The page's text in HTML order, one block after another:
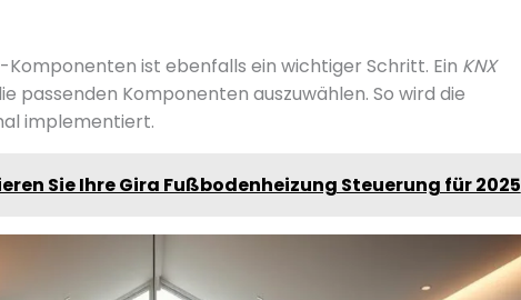
Komponenten ist ebenfalls ein wichtiger Schritt. Ein KNX
passenden Komponenten auszuwählen. So wird die
implementiert.
Sie Ihre Gira Fußbodenheizung Steuerung für 2025